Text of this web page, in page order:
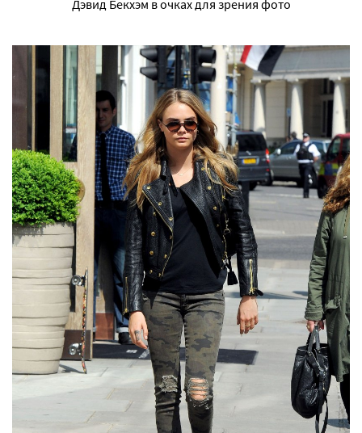
Дэвид Бекхэм в очках для зрения фото